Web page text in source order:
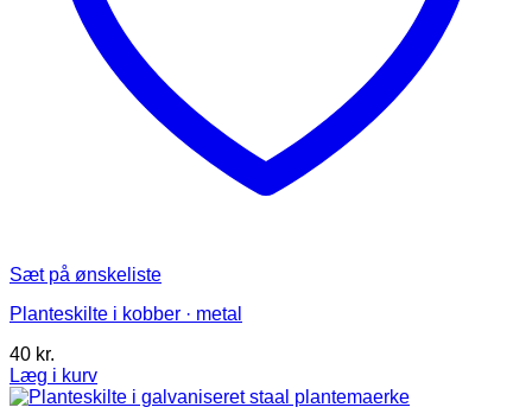
Sæt på ønskeliste
Planteskilte i kobber · metal
40 kr.
Læg i kurv
Dette
vare